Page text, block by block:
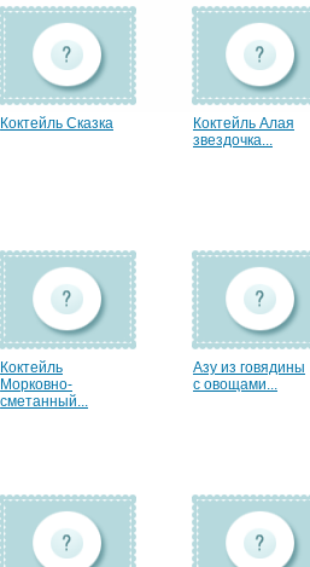
Коктейль Сказка
Коктейль Алая
звездочка...
Коктейль
Морковно-
сметанный...
Азу из говядины
с овощами...